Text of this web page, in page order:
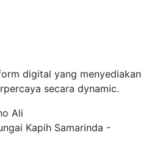
digital yang menyediakan
secara dynamic.
Ali
Kapih Samarinda -